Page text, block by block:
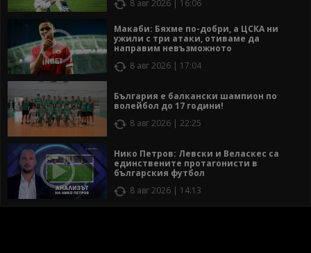
8 авг 2026 | 16:06
Макаби: Бяхме по-добри, а ЦСКА ни
ужили с три атаки, отиваме да
направим невъзможното
8 авг 2026 | 17:04
България е балкански шампион по
волейбол до 17 години!
8 авг 2026 | 22:25
Нико Петров: Левски и Веласкес са
единствените протагонисти в
българския футбол
8 авг 2026 | 14:13